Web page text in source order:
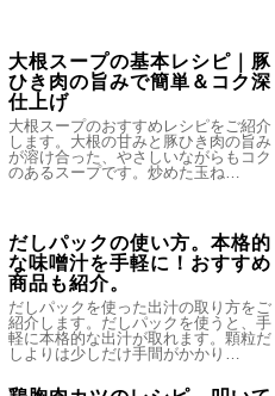
大根スープの基本レシピ｜豚
ひき肉の旨みで簡単＆コク深
仕上げ
大根スープのおすすめレシピをご紹介
します。大根の甘みと豚ひき肉の旨み
が溶け合った、やさしいながらもコク
のあるスープです。炒めた玉ね…
だしパックの使い方。本格的
な味噌汁を手軽に！おすすめ
商品も紹介。
だしパックを使った出汁の取り方をご
紹介します。だしパックを使うと、手
軽に本格的な出汁が取れます。顆粒だ
しよりは少しだけ手間がかかり…